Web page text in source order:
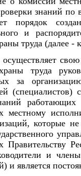
знаний
порядок
и
труда (далее -
труда
за
местному
которые
Правительству
и
и является